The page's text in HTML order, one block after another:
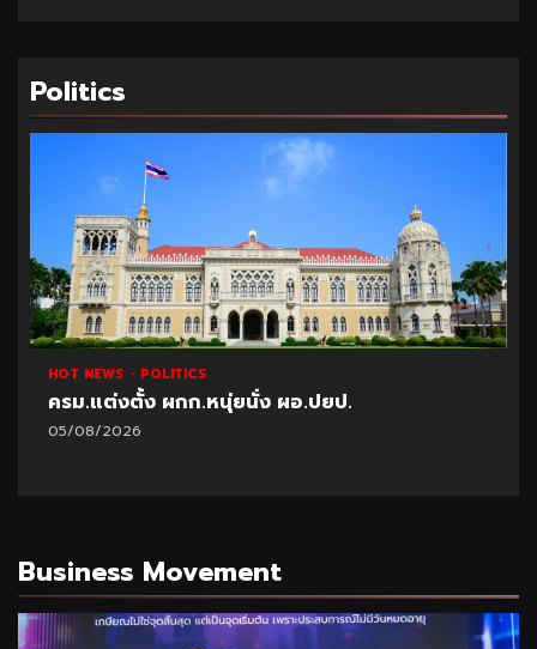
Politics
HOT NEWS POLITICS
ครม.แต่งตั้ง ผกก.หนุ่ยนั่ง ผอ.ปยป.
05/08/2026
Business Movement